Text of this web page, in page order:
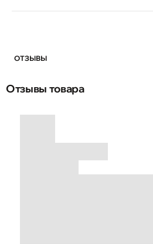
ОТЗЫВЫ
Отзывы товара